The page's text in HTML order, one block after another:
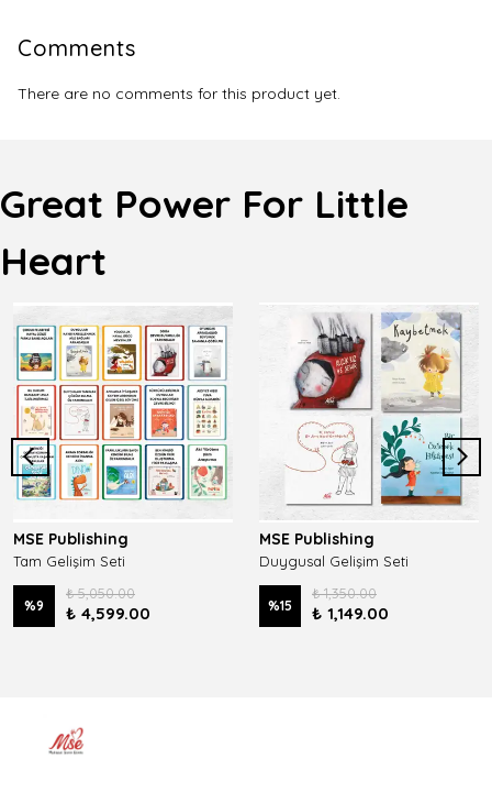
Comments
There are no comments for this product yet.
Great Power For Little
Heart
MSE Publishing
Tam Gelişim Seti
%9
₺ 5,050.00
₺ 4,599.00
MSE Publishing
Duygusal Gelişim Seti
%15
₺ 1,350.00
₺ 1,149.00